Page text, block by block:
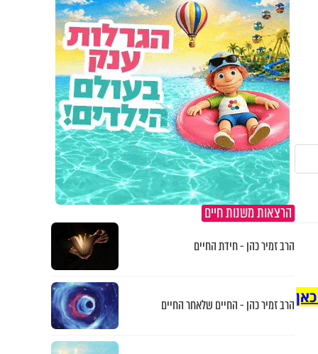
הרצאות משנות חיים
הרב זמיר כהן - חידת החיים
הרב זמיר כהן - החיים שלאחר החיים